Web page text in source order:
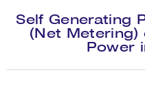
Self Generating
(Net Metering)
Power